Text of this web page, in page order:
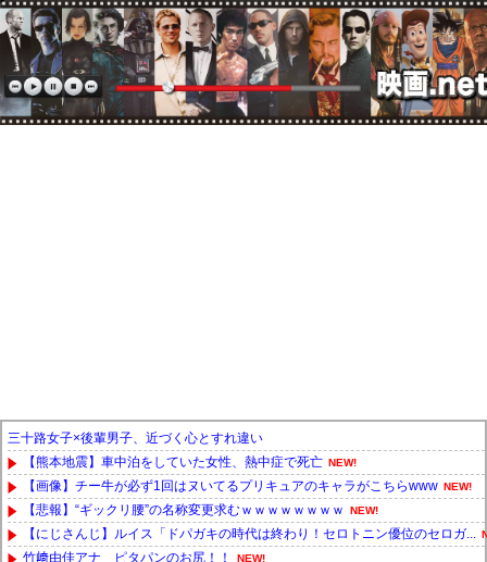
三十路女子×後輩男子、近づく心とすれ違い
【熊本地震】車中泊をしていた女性、熱中症で死亡 NEW!
【画像】チー牛が必ず1回はヌいてるプリキュアのキャラがこちらwww NEW!
【悲報】“ギックリ腰”の名称変更求むｗｗｗｗｗｗｗｗ NEW!
【にじさんじ】ルイス「ドパガキの時代は終わり！セロトニン優位のセロガ...
竹﨑由佳アナ ピタパンのお尻！！ NEW!